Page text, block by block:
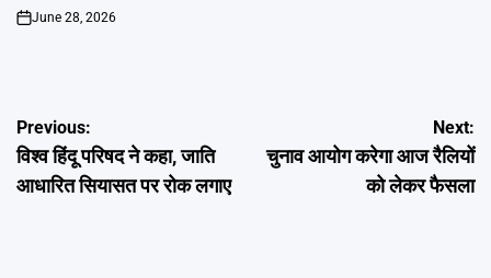
on
June 28, 2026
Post
navigation
Previous:
विश्व हिंदू परिषद ने कहा, जाति
आधारित सियासत पर रोक लगाए
Next:
चुनाव आयोग करेगा आज रैलियों
को लेकर फैसला